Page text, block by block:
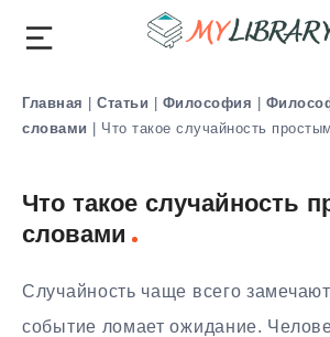
Главная | Статьи | Философия |
словами | Что такое случайность
Что такое случайность
словами
Случайность чаще всего замечают
событие ломает ожидание.